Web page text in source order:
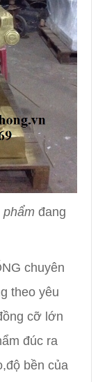
đang
chuyên
theo yêu
cỡ lớn
đúc ra
bền của